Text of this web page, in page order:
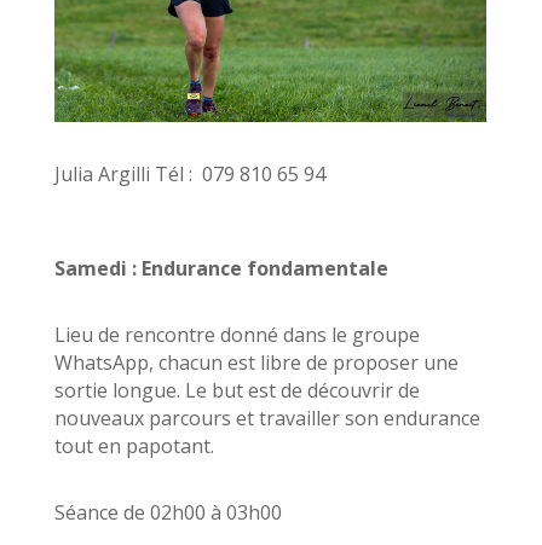
Julia Argilli Tél : 079 810 65 94
Samedi : Endurance fondamentale
Lieu de rencontre donné dans le groupe
WhatsApp, chacun est libre de proposer une
sortie longue. Le but est de découvrir de
nouveaux parcours et travailler son endurance
tout en papotant.
Séance de 02h00 à 03h00